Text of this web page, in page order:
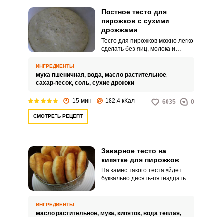
Постное тесто для
пирожков с сухими
дрожжами
Тесто для пирожков можно легко
сделать без яиц, молока и
– нужно только подобрать
любимую овощную или
ИНГРЕДИЕНТЫ
мука пшеничная, вода, масло растительное,
сахар-песок, соль, сухие дрожжи
15 мин 182.4 кКал 6035 0
СМОТРЕТЬ РЕЦЕПТ
Заварное тесто на
кипятке для пирожков
На замес такого теста уйдет
буквально десять-пятнадцать
ИНГРЕДИЕНТЫ
масло растительное, мука, кипяток, вода теплая,